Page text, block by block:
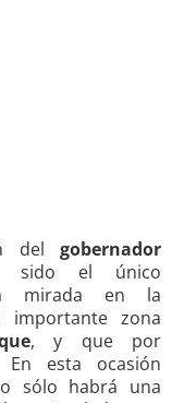
del gobernador
sido el único
mirada en la
importante zona
, y que por
esta ocasión
sólo habrá una